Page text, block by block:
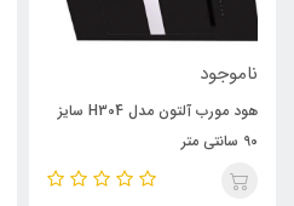
ناموجود
هود مورب آلتون مدل H304 سایز
90 سانتی متر